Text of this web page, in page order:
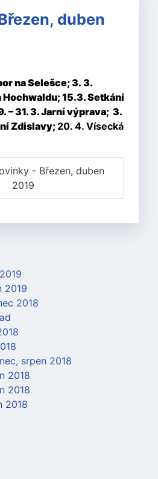
duben
na Selešce; 3.3.
Hochwaldu;15.3. Setkání
– 31. 3. Jarní výprava; 3.
Zdislavy;20. 4. Vísecká
- Březen, duben
2019
2019
2018
srpen 2018
2018
2018
2018